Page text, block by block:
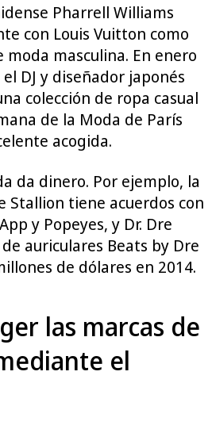
Pharrell Williams
con Louis Vuitton como
masculina. En enero
DJ y diseñador japonés
colección de ropa casual
de la Moda de París
acogida.
da dinero. Por ejemplo, la
Stallion tiene acuerdos con
y Popeyes, y Dr. Dre
auriculares Beats by Dre
de dólares en 2014.
las marcas de
el